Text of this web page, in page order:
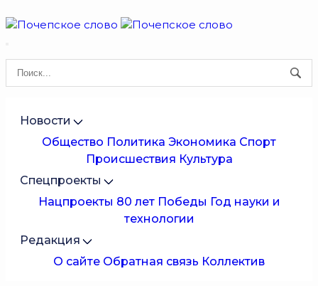
Новости
Общество Политика Экономика Спорт
Происшествия Культура
Спецпроекты
Нацпроекты 80 лет Победы Год науки и
технологии
Редакция
О сайте Обратная связь Коллектив